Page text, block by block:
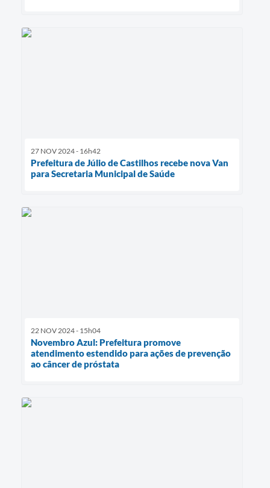
27 NOV 2024 - 16h42
Prefeitura de Júlio de Castilhos recebe nova Van
para Secretaria Municipal de Saúde
22 NOV 2024 - 15h04
Novembro Azul: Prefeitura promove
atendimento estendido para ações de prevenção
ao câncer de próstata